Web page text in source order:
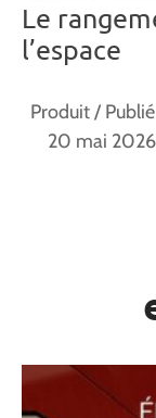
Le
l’espace
Produit/
20 mai 2026